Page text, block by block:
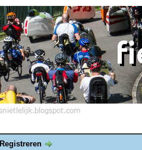
Registreren